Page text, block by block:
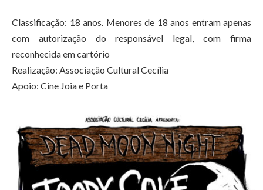
Classificação: 18 anos. Menores de 18 anos entram apenas
com autorização do responsável legal, com firma
reconhecida em cartório
Realização: Associação Cultural Cecília
Apoio: Cine Joia e Porta